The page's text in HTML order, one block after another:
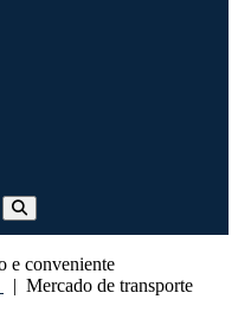
| Mercado de transporte